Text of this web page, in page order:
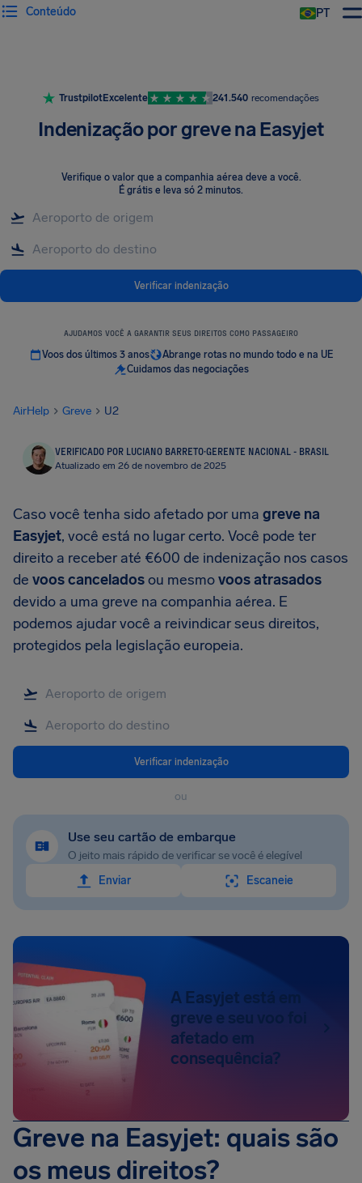
PT
Conteúdo
TrustpilotExcelente 241.540 recomendações
Indenização por greve na Easyjet
Verifique o valor que a companhia aérea deve a você.
É grátis e leva só 2 minutos.
Verificar indenização
AJUDAMOS VOCÊ A GARANTIR SEUS DIREITOS COMO PASSAGEIRO
Voos dos últimos 3 anos
Abrange rotas no mundo todo e na UE
Cuidamos das negociações
AirHelp Greve U2
VERIFICADO POR LUCIANO BARRETO·GERENTE NACIONAL - BRASIL
Atualizado em 26 de novembro de 2025
Caso você tenha sido afetado por uma greve na
Easyjet, você está no lugar certo. Você pode ter
direito a receber até €600 de indenização nos casos
de voos canceladosou mesmovoos atrasados
devido a uma greve na companhia aérea. E
podemos ajudar você a reivindicar seus direitos,
protegidos pela legislação europeia.
Verificar indenização
ou
Use seu cartão de embarque
O jeito mais rápido de verificar se você é elegível
Enviar
Escaneie
A Easyjet está em
greve e seu voo foi
afetado em
consequência?
Greve na Easyjet: quais são
os meus direitos?